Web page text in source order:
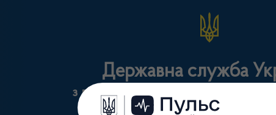
Державна служба
з лікарських засобів та контролю за